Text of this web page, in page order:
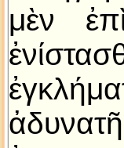
μὲν